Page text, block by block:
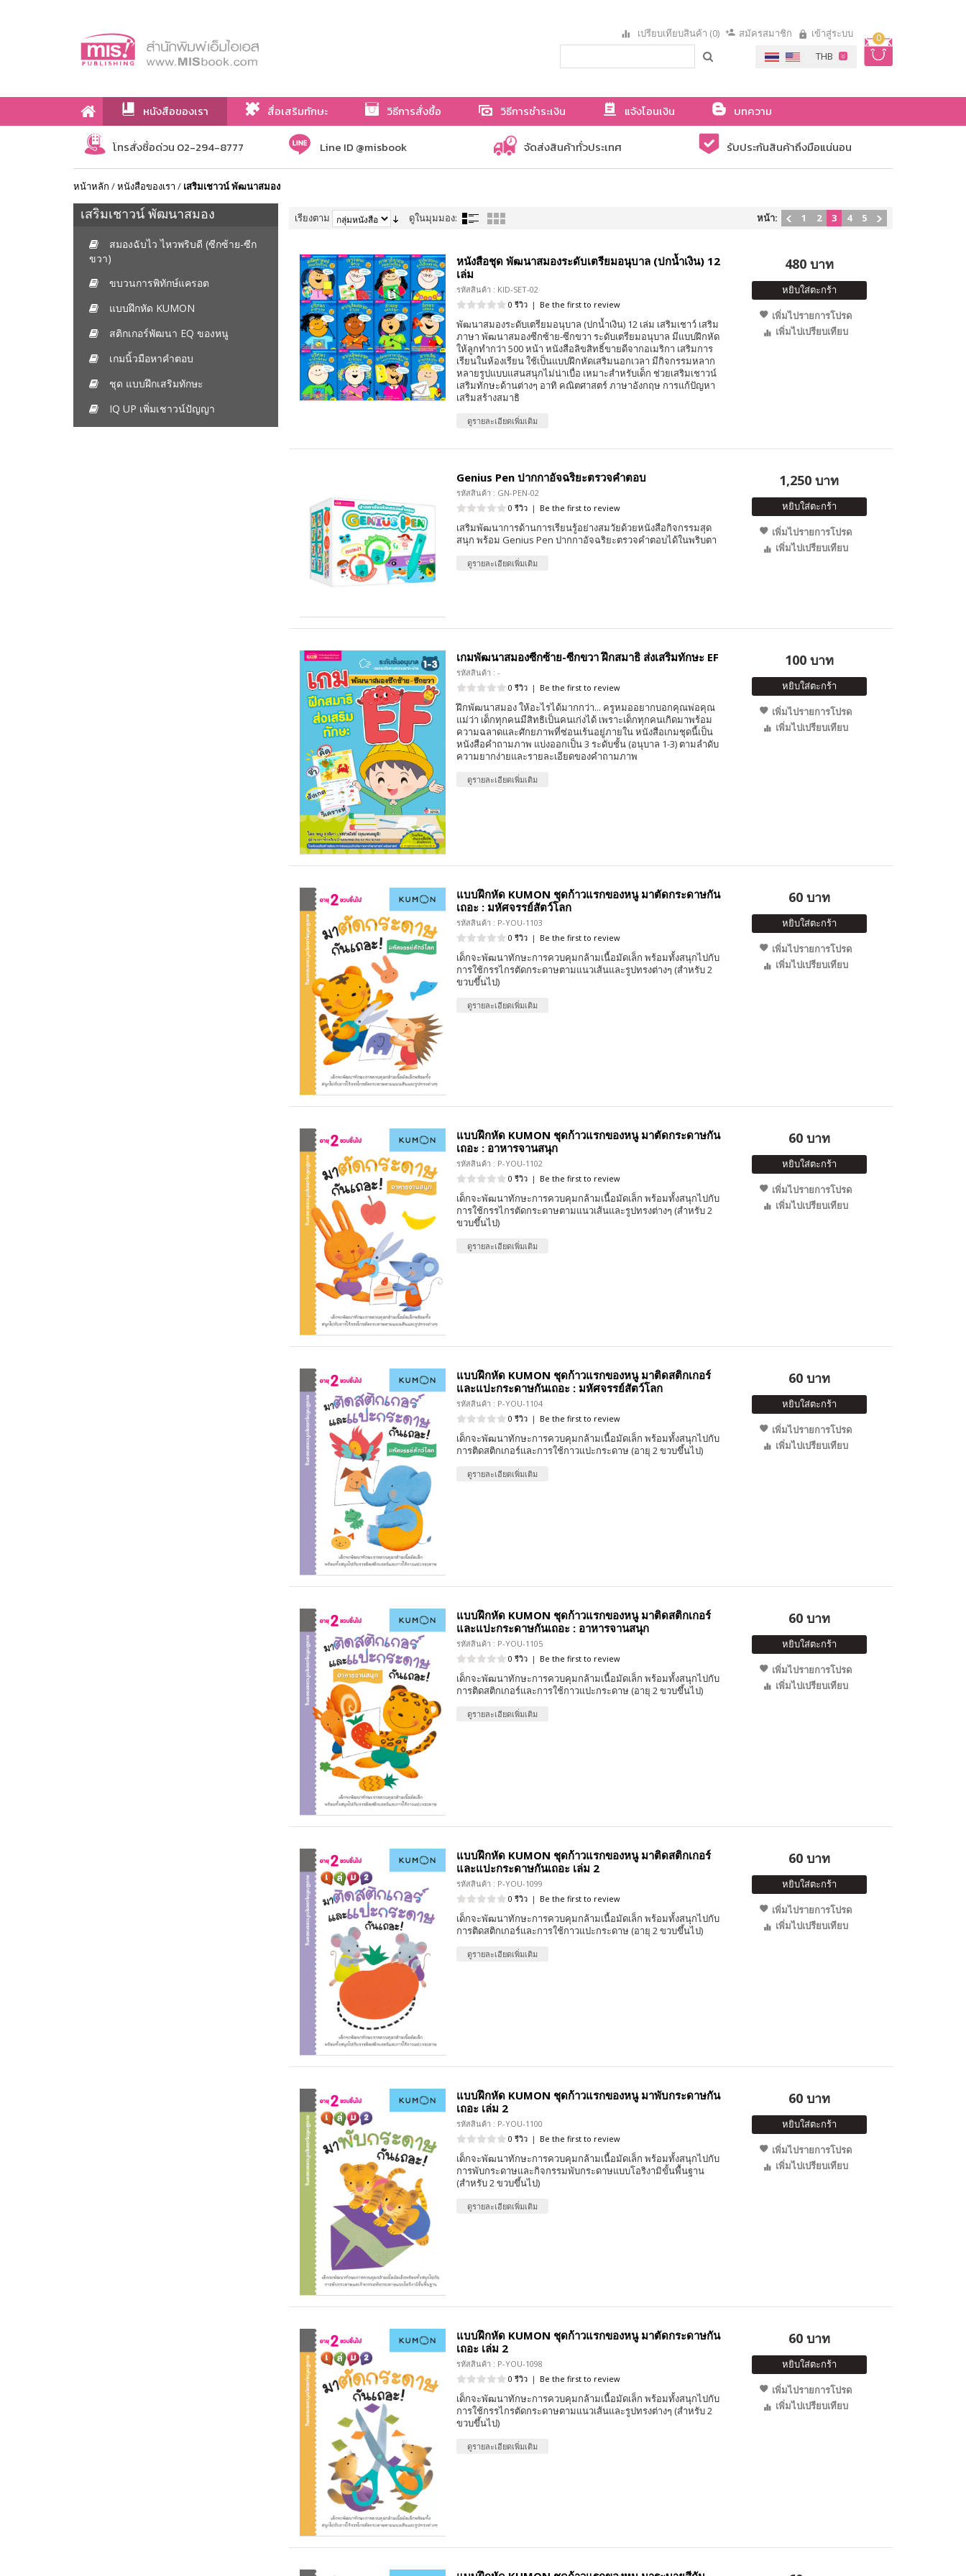
0
เปรียบเทียบสินค้า (0) สมัครสมาชิก เข้าสู่ระบบ
หนังสือของเรา สื่อเสริมทักษะ วิธีการสั่งซื้อ วิธีการชำระเงิน แจ้งโอนเงิน
บทความ
เกี่ยวกับเรา
โทรสั่งซื้อด่วน 02-294-8777 Line ID @misbook จัดส่งสินค้าทั่วประเทศ รับประกันสินค้าถึงมือแน่นอน
หน้าหลัก /หนังสือของเรา / เสริมเชาวน์ พัฒนาสมอง
เสริมเชาวน์ พัฒนาสมอง
สมองฉับไว ไหวพริบดี (ซีกซ้าย-ซีก
ขวา)
ขบวนการพิทักษ์แครอต
แบบฝึกหัด KUMON
สติกเกอร์พัฒนา EQ ของหนู
เกมนิ้วมือหาคำตอบ
ชุด แบบฝึกเสริมทักษะ
IQ UP เพิ่มเชาวน์ปัญญา
เรียงตาม ดูในมุมมอง: หน้า: 1 2 3 4 5
หนังสือชุด พัฒนาสมองระดับเตรียมอนุบาล (ปกน้ำเงิน) 12
เล่ม
รหัสสินค้า : KID-SET-02
0 รีวิว | Be the first to review
พัฒนาสมองระดับเตรียมอนุบาล (ปกน้ำเงิน) 12 เล่ม เสริมเชาว์ เสริม
ภาษา พัฒนาสมองซีกซ้าย-ซีกขวา ระดับเตรียมอนุบาล มีแบบฝึกหัด
ให้ลูกทำกว่า 500 หน้า หนังสือลิขสิทธิ์ขายดีจากอเมริกา เสริมการ
เรียนในห้องเรียน ใช้เป็นแบบฝึกหัดเสริมนอกเวลา มีกิจกรรมหลาก
หลายรูปแบบแสนสนุกไม่น่าเบื่อ เหมาะสำหรับเด็ก ช่วยเสริมเชาวน์
เสริมทักษะด้านต่างๆ อาทิ คณิตศาสตร์ ภาษาอังกฤษ การแก้ปัญหา
เสริมสร้างสมาธิ
ดูรายละเอียดเพิ่มเติม
480 บาท
หยิบใส่ตะกร้า
เพิ่มไปรายการโปรด
เพิ่มไปเปรียบเทียบ
Genius Pen ปากกาอัจฉริยะตรวจคำตอบ
รหัสสินค้า : GN-PEN-02
0 รีวิว | Be the first to review
เสริมพัฒนาการด้านการเรียนรู้อย่างสมวัยด้วยหนังสือกิจกรรมสุด
สนุก พร้อม Genius Pen ปากกาอัจฉริยะตรวจคำตอบได้ในพริบตา
ดูรายละเอียดเพิ่มเติม
1,250 บาท
หยิบใส่ตะกร้า
เพิ่มไปรายการโปรด
เพิ่มไปเปรียบเทียบ
เกมพัฒนาสมองซีกซ้าย-ซีกขวา ฝึกสมาธิ ส่งเสริมทักษะ EF
รหัสสินค้า : -
0 รีวิว | Be the first to review
ฝึกพัฒนาสมอง ให้อะไรได้มากกว่า... ครูหมออยากบอกคุณพ่อคุณ
แม่ว่า เด็กทุกคนมีสิทธิเป็นคนเก่งได้ เพราะเด็กทุกคนเกิดมาพร้อม
ความฉลาดและศักยภาพที่ซ่อนเร้นอยู่ภายใน หนังสือเกมชุดนี้เป็น
หนังสือคำถามภาพ แบ่งออกเป็น 3 ระดับชั้น (อนุบาล 1-3) ตามลำดับ
ความยากง่ายและรายละเอียดของคำถามภาพ
ดูรายละเอียดเพิ่มเติม
100 บาท
หยิบใส่ตะกร้า
เพิ่มไปรายการโปรด
เพิ่มไปเปรียบเทียบ
แบบฝึกหัด KUMON ชุดก้าวแรกของหนู มาตัดกระดาษกัน
เถอะ : มหัศจรรย์สัตว์โลก
รหัสสินค้า : P-YOU-1103
0 รีวิว | Be the first to review
เด็กจะพัฒนาทักษะการควบคุมกล้ามเนื้อมัดเล็ก พร้อมทั้งสนุกไปกับ
การใช้กรรไกรตัดกระดาษตามแนวเส้นและรูปทรงต่างๆ (สำหรับ 2
ขวบขึ้นไป)
ดูรายละเอียดเพิ่มเติม
60 บาท
หยิบใส่ตะกร้า
เพิ่มไปรายการโปรด
เพิ่มไปเปรียบเทียบ
แบบฝึกหัด KUMON ชุดก้าวแรกของหนู มาตัดกระดาษกัน
เถอะ : อาหารจานสนุก
รหัสสินค้า : P-YOU-1102
0 รีวิว | Be the first to review
เด็กจะพัฒนาทักษะการควบคุมกล้ามเนื้อมัดเล็ก พร้อมทั้งสนุกไปกับ
การใช้กรรไกรตัดกระดาษตามแนวเส้นและรูปทรงต่างๆ (สำหรับ 2
ขวบขึ้นไป)
ดูรายละเอียดเพิ่มเติม
60 บาท
หยิบใส่ตะกร้า
เพิ่มไปรายการโปรด
เพิ่มไปเปรียบเทียบ
แบบฝึกหัด KUMON ชุดก้าวแรกของหนู มาติดสติกเกอร์
และแปะกระดาษกันเถอะ : มหัศจรรย์สัตว์โลก
รหัสสินค้า : P-YOU-1104
0 รีวิว | Be the first to review
เด็กจะพัฒนาทักษะการควบคุมกล้ามเนื้อมัดเล็ก พร้อมทั้งสนุกไปกับ
การติดสติกเกอร์และการใช้กาวแปะกระดาษ (อายุ 2 ขวบขึ้นไป)
ดูรายละเอียดเพิ่มเติม
60 บาท
หยิบใส่ตะกร้า
เพิ่มไปรายการโปรด
เพิ่มไปเปรียบเทียบ
แบบฝึกหัด KUMON ชุดก้าวแรกของหนู มาติดสติกเกอร์
และแปะกระดาษกันเถอะ : อาหารจานสนุก
รหัสสินค้า : P-YOU-1105
0 รีวิว | Be the first to review
เด็กจะพัฒนาทักษะการควบคุมกล้ามเนื้อมัดเล็ก พร้อมทั้งสนุกไปกับ
การติดสติกเกอร์และการใช้กาวแปะกระดาษ (อายุ 2 ขวบขึ้นไป)
ดูรายละเอียดเพิ่มเติม
60 บาท
หยิบใส่ตะกร้า
เพิ่มไปรายการโปรด
เพิ่มไปเปรียบเทียบ
แบบฝึกหัด KUMON ชุดก้าวแรกของหนู มาติดสติกเกอร์
และแปะกระดาษกันเถอะ เล่ม 2
รหัสสินค้า : P-YOU-1099
0 รีวิว | Be the first to review
เด็กจะพัฒนาทักษะการควบคุมกล้ามเนื้อมัดเล็ก พร้อมทั้งสนุกไปกับ
การติดสติกเกอร์และการใช้กาวแปะกระดาษ (อายุ 2 ขวบขึ้นไป)
ดูรายละเอียดเพิ่มเติม
60 บาท
หยิบใส่ตะกร้า
เพิ่มไปรายการโปรด
เพิ่มไปเปรียบเทียบ
แบบฝึกหัด KUMON ชุดก้าวแรกของหนู มาพับกระดาษกัน
เถอะ เล่ม 2
รหัสสินค้า : P-YOU-1100
0 รีวิว | Be the first to review
เด็กจะพัฒนาทักษะการควบคุมกล้ามเนื้อมัดเล็ก พร้อมทั้งสนุกไปกับ
การพับกระดาษและกิจกรรมพับกระดาษแบบโอริงามิขั้นพื้นฐาน
(สำหรับ 2 ขวบขึ้นไป)
ดูรายละเอียดเพิ่มเติม
60 บาท
หยิบใส่ตะกร้า
เพิ่มไปรายการโปรด
เพิ่มไปเปรียบเทียบ
แบบฝึกหัด KUMON ชุดก้าวแรกของหนู มาตัดกระดาษกัน
เถอะ เล่ม 2
รหัสสินค้า : P-YOU-1098
0 รีวิว | Be the first to review
เด็กจะพัฒนาทักษะการควบคุมกล้ามเนื้อมัดเล็ก พร้อมทั้งสนุกไปกับ
การใช้กรรไกรตัดกระดาษตามแนวเส้นและรูปทรงต่างๆ (สำหรับ 2
ขวบขึ้นไป)
ดูรายละเอียดเพิ่มเติม
60 บาท
หยิบใส่ตะกร้า
เพิ่มไปรายการโปรด
เพิ่มไปเปรียบเทียบ